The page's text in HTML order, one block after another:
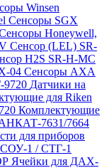
Winsen
Сенсоры SGX
Honeywell,
Сенсор (LEL) SR-
H2S SR-H-MC
04 Сенсоры АХА
9720 Датчики на
для Riken
Комплектующие
7631/7664
для приборов
СОУ-1 / СТГ-1
Ячейки для ДАХ-